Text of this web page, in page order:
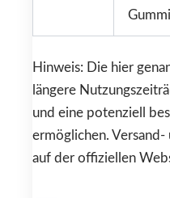
Hinweis: Die hier
längere
und eine potenziell
ermöglichen.
auf der offiziellen